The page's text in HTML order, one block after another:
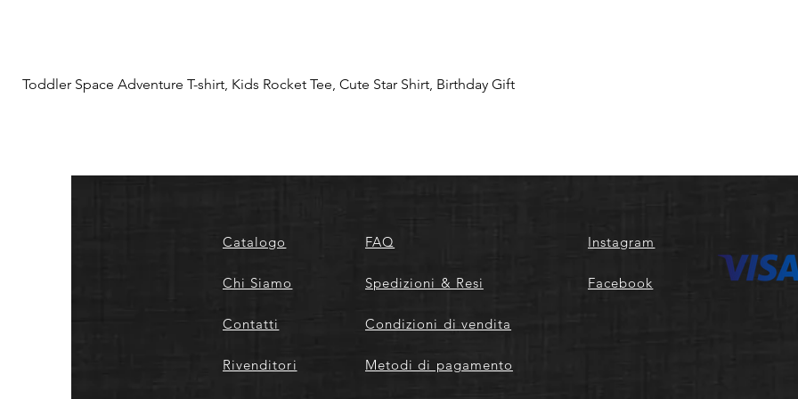
Toddler Space Adventure T-shirt, Kids Rocket Tee, Cute Star Shirt, Birthday Gift
Catalogo
Chi Siamo
Contatti
Rivenditori
FAQ
Spedizioni & Resi
Condizioni di vendita
Metodi di pagamento
Instagram
Facebook